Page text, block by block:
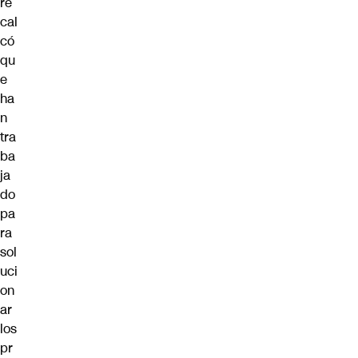
cal
có
qu
e
ha
n
tra
ba
ja
do
pa
ra
sol
uci
on
ar
los
pr